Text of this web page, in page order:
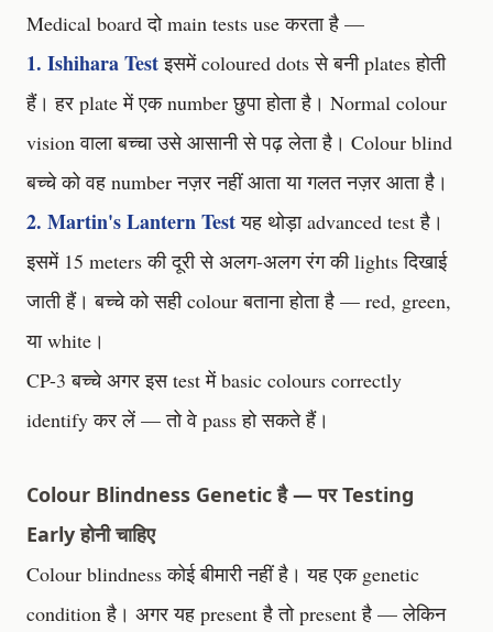
Medical board दो main tests use करता है —
1. Ishihara Testइसमें coloured dots से बनी plates होती
हैं। हर plate में एक number छुपा होता है। Normal colour
vision वाला बच्चा उसे आसानी से पढ़ लेता है। Colour blind
बच्चे को वह number नज़र नहीं आता या गलत नज़र आता है।
2. Martin's Lantern Testयह थोड़ा advanced test है।
इसमें 15 meters की दूरी से अलग-अलग रंग की lights दिखाई
जाती हैं। बच्चे को सही colour बताना होता है — red, green,
या white।
CP-3 बच्चे अगर इस test में basic colours correctly
identify कर लें — तो वे pass हो सकते हैं।
Colour Blindness Genetic है — पर Testing
Early होनी चाहिए
Colour blindness कोई बीमारी नहीं है। यह एक genetic
condition है। अगर यह present है तो present है — लेकिन